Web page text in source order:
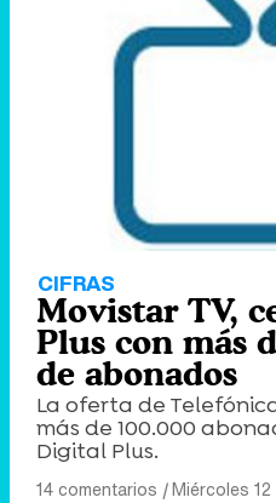
CIFRAS
Movistar TV,
Plus con más
de abonados
La oferta de
más de 100.000
Digital Plus.
14 comentarios |Miércoles 12